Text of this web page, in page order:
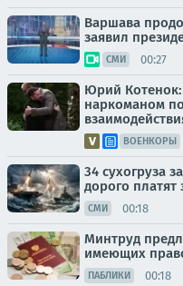
Варшава
заявил
СМИ 00:27
Юрий Котенок:
наркоманом
ВОЕНКОРЫ
34 сухогруза
дорого
СМИ 00:18
Минтруд
имеющих
ПАБЛИКИ 00:18